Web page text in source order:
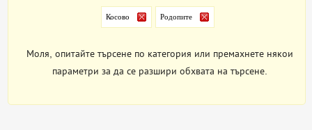
Косово Родопите
Моля, опитайте търсене по категория или премахнете някои
параметри за да се разшири обхвата на търсене.